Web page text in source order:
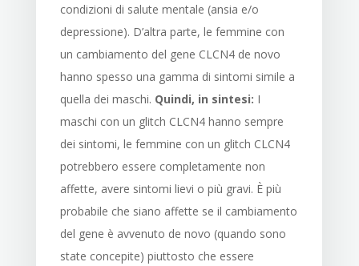
condizioni di salute mentale (ansia e/o
depressione). D’altra parte, le femmine con
un cambiamento del gene CLCN4 de novo
hanno spesso una gamma di sintomi simile a
quella dei maschi. Quindi, in sintesi: I
maschi con un glitch CLCN4 hanno sempre
dei sintomi, le femmine con un glitch CLCN4
potrebbero essere completamente non
affette, avere sintomi lievi o più gravi. È più
probabile che siano affette se il cambiamento
del gene è avvenuto de novo (quando sono
state concepite) piuttosto che essere